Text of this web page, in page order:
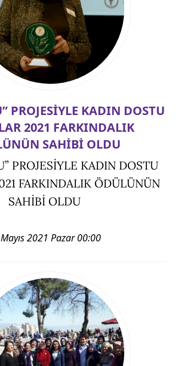
PROJESİYLE KADIN DOSTU
2021 FARKINDALIK
SAHİBİ OLDU
PROJESİYLE KADIN DOSTU
FARKINDALIK ÖDÜLÜNÜN
SAHİBİ OLDU
2021 Pazar 00:00